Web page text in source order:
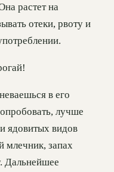
растет на
отеки, рвоту и
в его
лучше
ядовитых видов
млечник, запах
Дальнейшее